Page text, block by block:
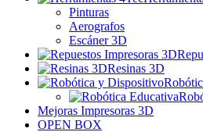
Pinturas
Aerografos
Escáner 3D
Resinas 3D
Mejoras Impresoras 3D
OPEN BOX